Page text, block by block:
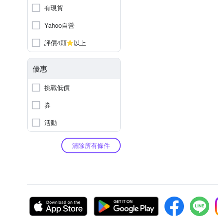
有現貨
Yahoo自營
評價4顆
以上
優惠
挑戰低價
券
活動
清除所有條件